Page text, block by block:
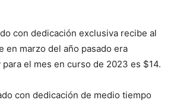
con dedicación exclusiva recibe al
en marzo del año pasado era
el mes en curso de 2023 es $14.
con dedicación de medio tiempo